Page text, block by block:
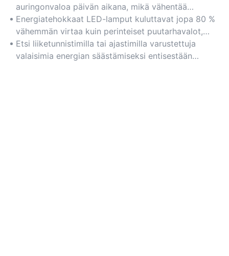
auringonvaloa päivän aikana, mikä vähentää
sähkökustannuksia ja varmistaa
ympäristöystävällisen toiminnan yövalaistuksessa.
Energiatehokkaat LED-lamput kuluttavat jopa 80 %
vähemmän virtaa kuin perinteiset puutarhavalot,
joten ne sopivat erinomaisesti pitkäaikaiseen
ulkokäyttöön.
Etsi liiketunnistimilla tai ajastimilla varustettuja
valaisimia energian säästämiseksi entisestään